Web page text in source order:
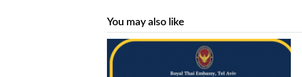
You may also like